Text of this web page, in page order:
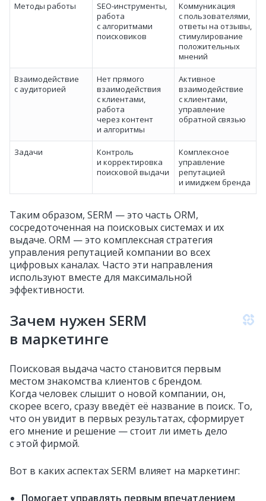
Методы работы
SEO‑инструменты,
работа
с алгоритмами
поисковиков
Коммуникация
с пользователями,
ответы на отзывы,
стимулирование
положительных
мнений
Взаимодействие
с аудиторией
Нет прямого
взаимодействия
с клиентами,
работа
через контент
и алгоритмы
Активное
взаимодействие
с клиентами,
управление
обратной связью
Задачи
Контроль
и корректировка
поисковой выдачи
Комплексное
управление
репутацией
и имиджем бренда
Таким образом, SERM — это часть ORM,
сосредоточенная на поисковых системах и их
выдаче. ORM — это комплексная стратегия
управления репутацией компании во всех
цифровых каналах. Часто эти направления
используют вместе для максимальной
эффективности.
Зачем нужен SERM
в маркетинге
Поисковая выдача часто становится первым
местом знакомства клиентов с брендом.
Когда человек слышит о новой компании, он,
скорее всего, сразу введёт её название в поиск. То,
что он увидит в первых результатах, сформирует
его мнение и решение — стоит ли иметь дело
с этой фирмой.
Вот в каких аспектах SERM влияет на маркетинг:
Помогает управлять первым впечатлением